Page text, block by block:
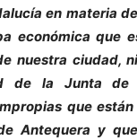
en materia
económica que
nuestra ciudad,
de la Junta de
que
Antequera y